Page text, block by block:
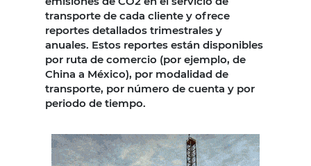
transporte de cada cliente y ofrece
reportes detallados trimestrales y
anuales. Estos reportes están disponibles
por ruta de comercio (por ejemplo, de
China a México), por modalidad de
transporte, por número de cuenta y por
periodo de tiempo.